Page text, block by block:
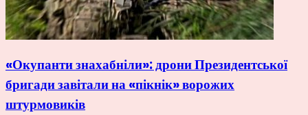
«Окупанти знахабніли»: дрони Президентської
бригади завітали на «пікнік» ворожих
штурмовиків